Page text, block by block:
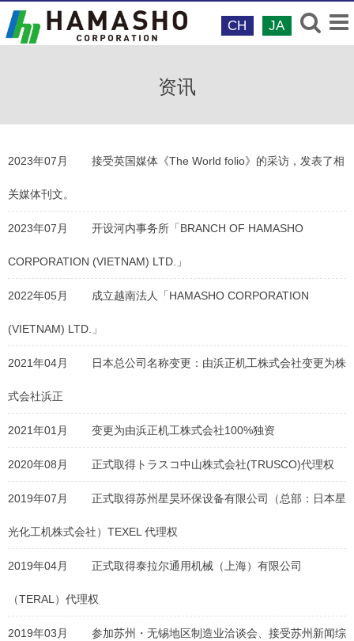
CH JA
资讯
2023年07月 接受英国媒体《The World folio》的采访，发表了相
关媒体刊文。
2023年07月 开设河内事务所「BRANCH OF HAMASHO
CORPORATION (VIETNAM) LTD.」
2022年05月 成立越南法人「HAMASHO CORPORATION
(VIETNAM) LTD.」
2021年04月 日本总公司名称变更：由浜正机工株式会社变更为株
式会社浜正
2021年01月 变更为由浜正机工株式会社100%独资
2020年08月 正式取得トラスコ中山株式会社(TRUSCO)代理权
2019年07月 正式取得苏州星昊环保设备有限公司（总部：日本星
光化工机株式会社）TEXEL 代理权
2019年04月 正式取得泰拉尔通用机械（上海）有限公司
（TERAL）代理权
2019年03月 参加苏州・无锡地区制造业洽谈会、接受苏州新闻综